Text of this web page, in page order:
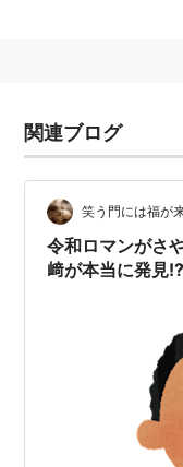
関連ブログ
笑う門には福が
令和ロマンがさ
﨑が本当に発見!?